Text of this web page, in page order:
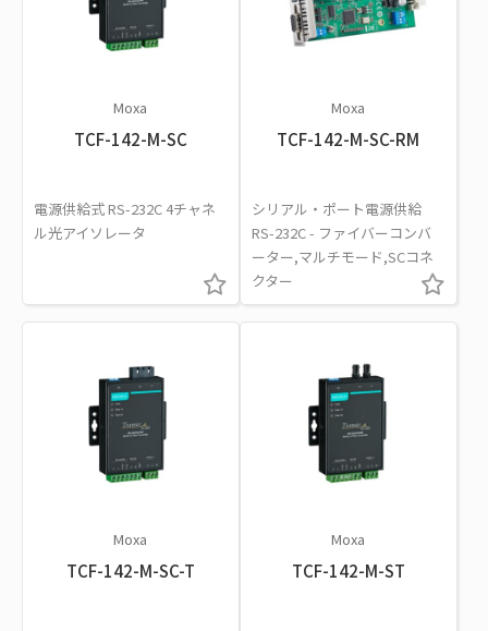
Moxa
TCF-142-M-SC
電源供給式 RS-232C 4チャネ
ル光アイソレータ
Moxa
TCF-142-M-SC-RM
シリアル・ポート電源供給
RS-232C - ファイバーコンバ
ーター,マルチモード,SCコネ
クター
Moxa
TCF-142-M-SC-T
Moxa
TCF-142-M-ST